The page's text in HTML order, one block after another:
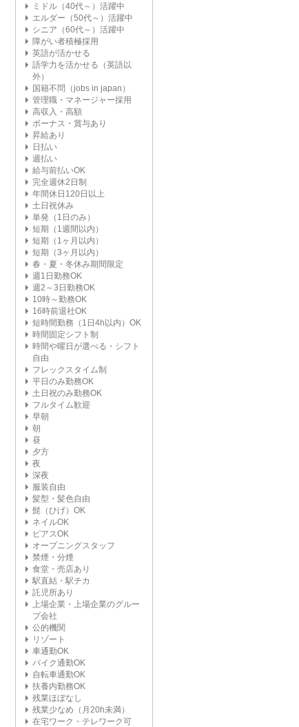
ミドル（40代～）活躍中
エルダー（50代～）活躍中
シニア（60代～）活躍中
障がい者積極採用
英語が活かせる
語学力を活かせる（英語以
外）
国籍不問（jobs in japan）
管理職・マネージャー採用
高収入・高額
ボーナス・賞与あり
昇給あり
日払い
週払い
給与前払いOK
完全週休2日制
年間休日120日以上
土日祝休み
単発（1日のみ）
短期（1週間以内）
短期（1ヶ月以内）
短期（3ヶ月以内）
春・夏・冬休み期間限定
週1日勤務OK
週2～3日勤務OK
10時～勤務OK
16時前退社OK
短時間勤務（1日4h以内）OK
時間固定シフト制
時間や曜日が選べる・シフト
自由
フレックスタイム制
平日のみ勤務OK
土日祝のみ勤務OK
フルタイム歓迎
早朝
朝
昼
夕方
夜
深夜
服装自由
髪型・髪色自由
髭（ひげ）OK
ネイルOK
ピアスOK
オープニングスタッフ
禁煙・分煙
食堂・売店あり
駅直結・駅チカ
託児所あり
上場企業・上場企業のグルー
プ会社
公的機関
リゾート
車通勤OK
バイク通勤OK
自転車通勤OK
扶養内勤務OK
残業ほぼなし
残業少なめ（月20h未満）
在宅ワーク・テレワーク可